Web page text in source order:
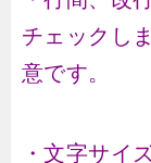
チェックし
意です。
・文字サイ